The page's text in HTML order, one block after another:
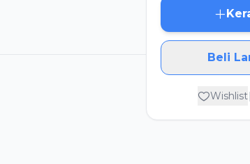
Beli
Wishlist|